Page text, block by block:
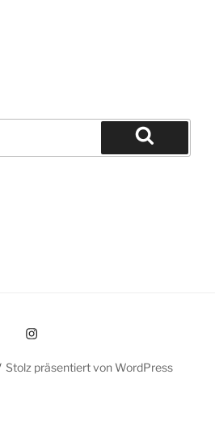
Suchen
Stolz präsentiert von WordPress